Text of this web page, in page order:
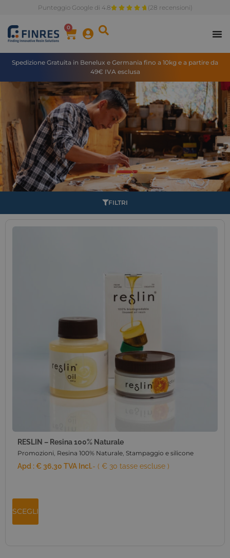
Punteggio Google di 4.8 (28 recensioni)
0
Spedizione Gratuita in Benelux e Germania fino a 10kg e a partire da
49€ IVA esclusa
FILTRI
RESLIN – Resina 100% Naturale
Promozioni, Resina 100% Naturale, Stampaggio e silicone
Apd :€ 36,30 TVA Incl.- ( € 30 tasse escluse )
SCEGLI